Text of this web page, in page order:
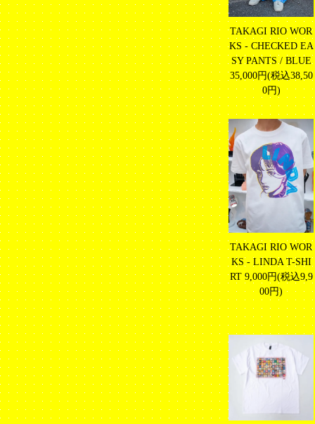
TAKAGI RIO WOR
KS - CHECKED EA
SY PANTS / BLUE
35,000円(税込38,50
0円)
TAKAGI RIO WOR
KS - LINDA T-SHI
RT9,000円(税込9,9
00円)